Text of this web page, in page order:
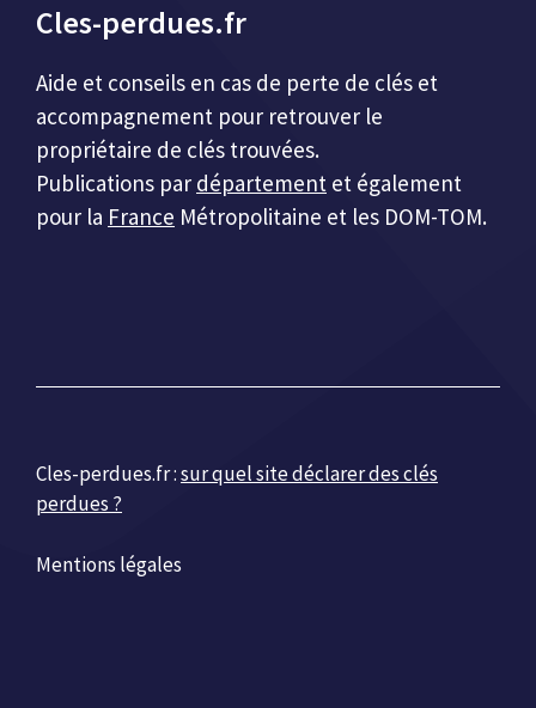
Cles-perdues.fr
Aide et conseils en cas de perte de clés et
accompagnement pour retrouver le
propriétaire de clés trouvées.
Publications par département et également
pour la France Métropolitaine et les DOM-TOM.
Cles-perdues.fr :sur quel site déclarer des clés
perdues ?
Mentions légales